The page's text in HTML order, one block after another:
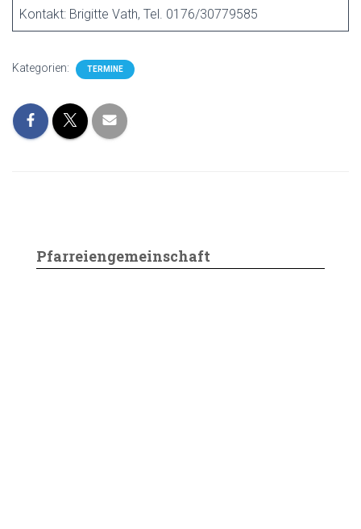
Kontakt: Brigitte Vath, Tel. 0176/30779585
Kategorien: TERMINE
Pfarreiengemeinschaft